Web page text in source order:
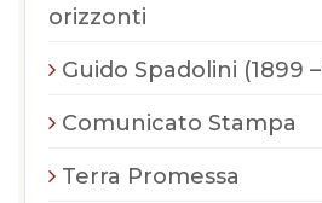
orizzonti
Guido Spadolini (1899
Comunicato Stampa
Terra Promessa